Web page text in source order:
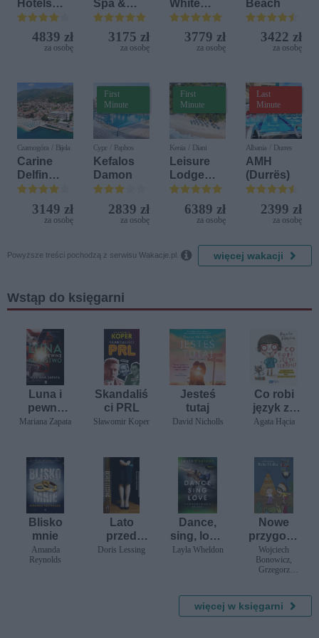
Hotels
Terrasini
(ex. Citta
del Mare)
4839 zł
za osobę
Spa &
Aquapark
3175 zł
za osobę
White
Sensation
3779 zł
za osobę
Beach
3422 zł
za osobę
Czarnogóra / Bijela
Carine
Delfin
Bijela (ex.
Iberostar
Bijela
3149 zł
za osobę
First
Minute
Cypr / Paphos
Kefalos
Damon
2839 zł
za osobę
First
Minute
Kenia / Diani
Leisure
Lodge
Beach &
Golf
Resort by
Diamonds
6389 zł
za osobę
Last
Minute
Albania / Durres
AMH
(Durrës)
2399 zł
za osobę
Powyższe treści pochodzą z serwisu Wakacje.pl.  więcej wakacji
Wstąp do księgarni
Luna i
pewne
kłamstwo
Mariana Zapata
Skandaliś
ci PRL
Sławomir Koper
Jesteś
tutaj
David Nicholls
Co robi
język za
zębami?
na dla
najmłodsz
ych
Agata Hącia
Blisko
mnie
Amanda
Reynolds
Lato
przed
zmierzche
Doris Lessing
Dance,
sing, love.
Choreogr
Layla Wheldon
Nowe
przygody
Bolka i
Lolka
Wojciech
Bonowicz,
Grzegorz
Jastrzębska,
Joanna Olech,
Anna
więcej w księgarni